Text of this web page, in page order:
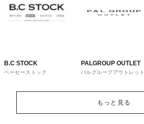
B.C STOCK
ベーセーストック
PALGROUP OUTLET
パルグループアウトレット
もっと見る